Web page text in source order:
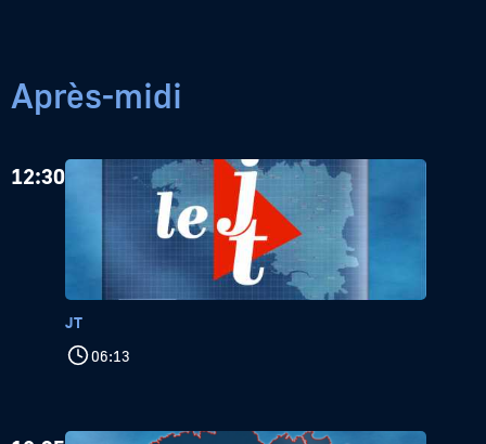
Après-midi
12:30
JT
06:13